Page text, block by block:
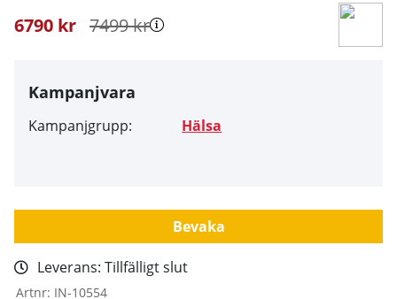
7499kr
6790 kr
Kampanjvara
Kampanjgrupp: Hälsa
Bevaka
Leverans: Tillfälligt slut
Artnr: IN-10554